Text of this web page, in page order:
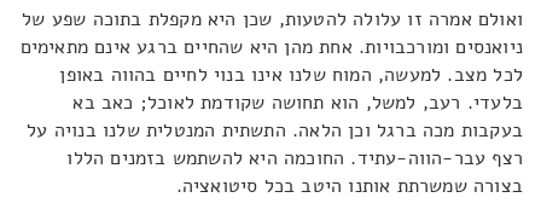
ואולם אמרה זו עלולה להטעות, שכן היא מקפלת בתוכה שפע של
ניואנסים ומורכבויות. אחת מהן היא שהחיים ברגע אינם מתאימים
לכל מצב. למעשה, המוח שלנו אינו בנוי לחיים בהווה באופן
בלעדי. רעב, למשל, הוא תחושה שקודמת לאוכל; כאב בא
בעקבות מכה ברגל וכן הלאה. התשתית המנטלית שלנו בנויה על
רצף עבר-הווה-עתיד. החוכמה היא להשתמש בזמנים הללו
בצורה שמשרתת אותנו היטב בכל סיטואציה.